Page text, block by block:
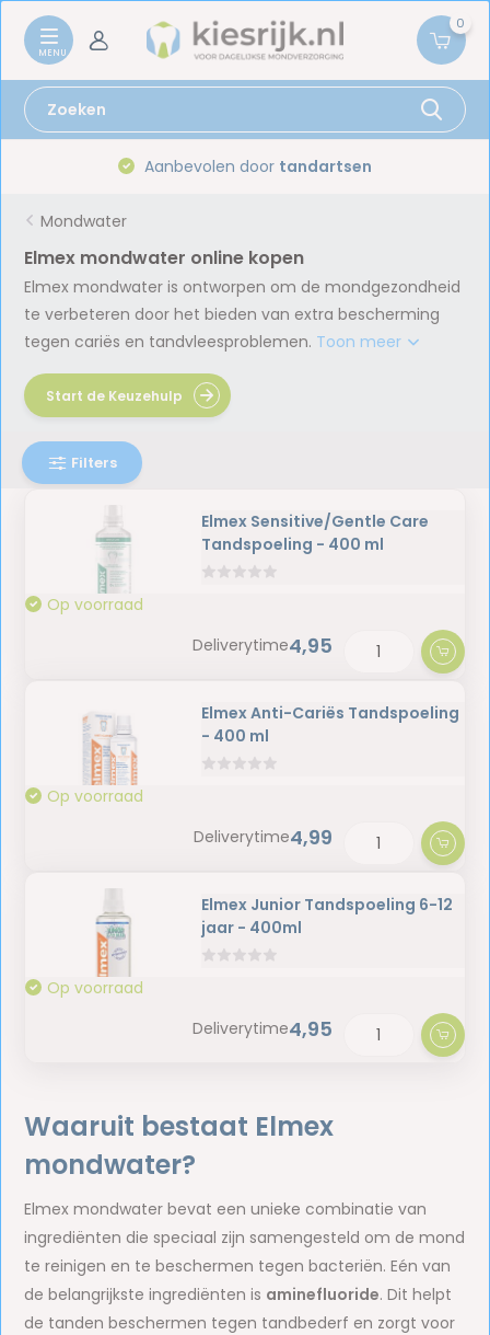
0
Aanbevolen door tandartsen
Mondwater
Elmex mondwater online kopen
Elmex mondwater is ontworpen om de mondgezondheid
te verbeteren door het bieden van extra bescherming
tegen cariës en tandvleesproblemen. Toon meer
Filters
Start de Keuzehulp
Elmex Sensitive/Gentle Care
Tandspoeling - 400 ml
Op voorraad
Deliverytime4,95
Elmex Anti-Cariës Tandspoeling
- 400 ml
Op voorraad
Deliverytime4,99
Elmex Junior Tandspoeling 6-12
jaar - 400ml
Op voorraad
Deliverytime4,95
Waaruit bestaat Elmex
mondwater?
Elmex mondwater bevat een unieke combinatie van
ingrediënten die speciaal zijn samengesteld om de mond
te reinigen en te beschermen tegen bacteriën. Eén van
de belangrijkste ingrediënten is aminefluoride. Dit helpt
de tanden beschermen tegen tandbederf en zorgt voor